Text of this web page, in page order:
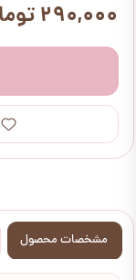
۲۹۰,۰۰۰ تومان
مشخصات محصول